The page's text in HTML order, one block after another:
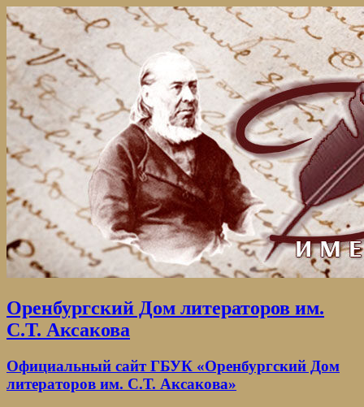
Оренбургский Дом литераторов им.
С.Т. Аксакова
Официальный сайт ГБУК «Оренбургский Дом
литераторов им. С.Т. Аксакова»